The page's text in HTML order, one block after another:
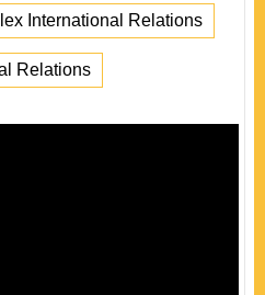
International Relations
Relations